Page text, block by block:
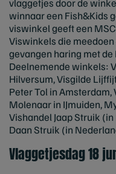
vlaggetjes door de
winnaar een Fish&Kids
viswinkel geeft een
Viswinkels die
gevangen haring met
Deelnemende winkels:
Hilversum, Visgilde
Peter Tol in
Molenaar in IJmuiden,
Vishandel Jaap Struik
Daan Struik (in
Vlaggetjesdag 18